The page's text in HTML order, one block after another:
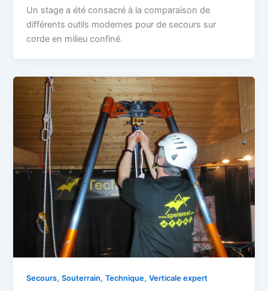
Un stage a été consacré à la comparaison de
différents outils modernes pour de secours sur
corde en milieu confiné.
Secours,Souterrain,Technique,Verticale expert